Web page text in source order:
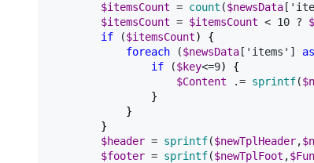
$itemsCount = count ($newsData
$itemsCount = $itemsCount < 10 ?
if ($itemsCount) {
foreach ($newsData ['items'] as
if ($key<=9) {
$Content .= sprintf(
}
}
}
$header = sprintf($newTplHeader,
$footer = sprintf($newTplFoot ,